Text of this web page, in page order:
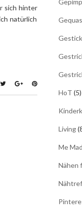
sich hinter
natürlich
HoT (5)
Living
Me
Nähen